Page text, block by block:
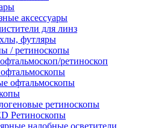
аксессуары
для линз
футляры
/ ретиноскопы
ретиноскоп
офтальмоскопы
ретиноскопы
Ретиноскопы
налобные осветители